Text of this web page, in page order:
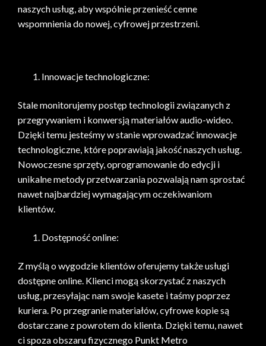
naszych usług, aby wspólnie przenieść cenne
wspomnienia do nowej, cyfrowej przestrzeni.
Innowacje technologiczne:
Stale monitorujemy postęp technologii związanych z
przegrywaniem i konwersją materiałów audio-wideo.
Dzięki temu jesteśmy w stanie wprowadzać innowacje
technologiczne, które poprawiają jakość naszych usług.
Nowoczesne sprzęty, oprogramowanie do edycji i
unikalne metody przetwarzania pozwalają nam sprostać
nawet najbardziej wymagającym oczekiwaniom
klientów.
Dostępność online:
Z myślą o wygodzie klientów oferujemy także usługi
dostępne online. Klienci mogą skorzystać z naszych
usług, przesyłając nam swoje kasete i taśmy poprzez
kuriera. Po przegranie materiałów, cyfrowe kopie są
dostarczane z powrotem do klienta. Dzięki temu, nawet
ci spoza obszaru fizycznego Punkt Metro